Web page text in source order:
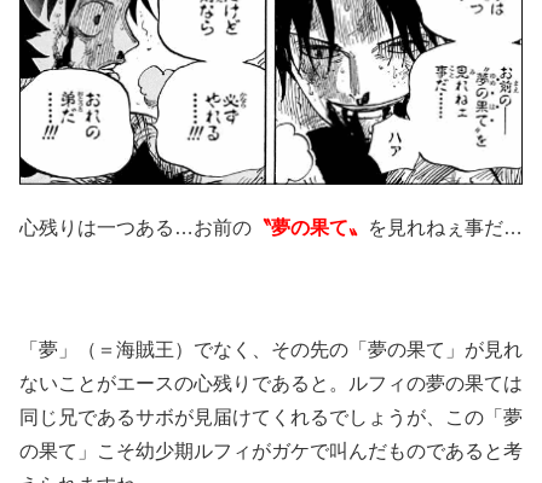
心残りは一つある…お前の 〝夢の果て〟 を見れねぇ事だ…
「夢」（＝海賊王）でなく、その先の「夢の果て」が見れ
ないことがエースの心残りであると。ルフィの夢の果ては
同じ兄であるサボが見届けてくれるでしょうが、この「夢
の果て」こそ幼少期ルフィがガケで叫んだものであると考